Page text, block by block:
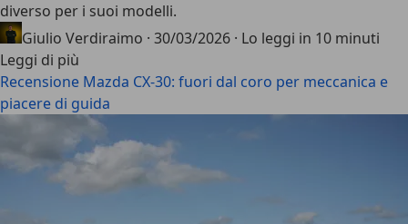
diverso per i suoi modelli.
Giulio Verdiraimo · 30/03/2026 · Lo leggi in 10 minuti
Leggi di più
Recensione Mazda CX-30: fuori dal coro per meccanica e
piacere di guida